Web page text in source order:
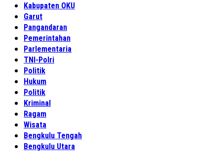
Kabupaten OKU
Garut
Pangandaran
Pemerintahan
Parlementaria
TNI-Polri
Politik
Hukum
Politik
Kriminal
Ragam
Wisata
Bengkulu Tengah
Bengkulu Utara